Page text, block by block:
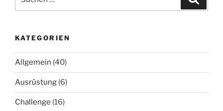
nach:
KATEGORIEN
Allgemein (40)
Ausrüstung (6)
Challenge (16)